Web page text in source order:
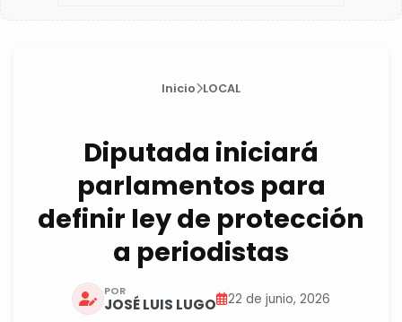
Inicio LOCAL
Diputada iniciará
parlamentos para
definir ley de protección
a periodistas
POR
JOSÉ LUIS LUGO 22 de junio, 2026